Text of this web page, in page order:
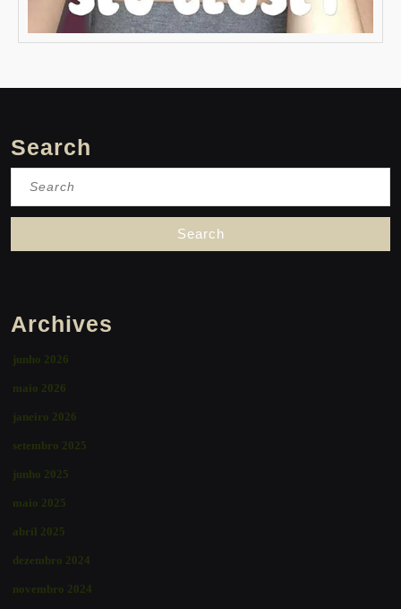
Search
Archives
junho 2026
maio 2026
janeiro 2026
setembro 2025
junho 2025
maio 2025
abril 2025
dezembro 2024
novembro 2024